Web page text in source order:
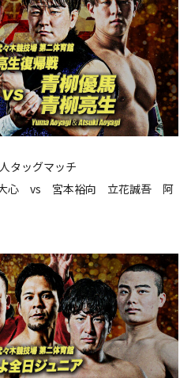
タッグマッチ
心 vs 宮本裕向 立花誠吾 阿